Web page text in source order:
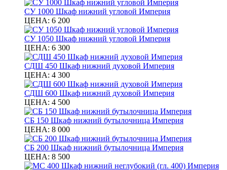
СУ 1000 Шкаф нижний угловой Империя
ЦЕНА: 6 200
СУ 1050 Шкаф нижний угловой Империя
ЦЕНА: 6 300
СДШ 450 Шкаф нижний духовой Империя
ЦЕНА: 4 300
СДШ 600 Шкаф нижний духовой Империя
ЦЕНА: 4 500
СБ 150 Шкаф нижний бутылочница Империя
ЦЕНА: 8 000
СБ 200 Шкаф нижний бутылочница Империя
ЦЕНА: 8 500